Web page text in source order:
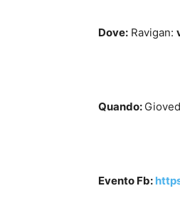
Dove: Ravigan:
Quando:
Evento Fb: